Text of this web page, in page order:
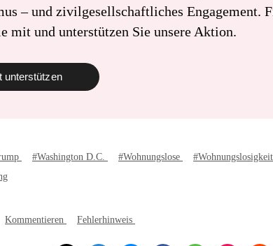
– und zivilgesellschaftliches Engagement.
mit und unterstützen Sie unsere Aktion.
unterstützen
#Washington D.C. #Wohnungslose #Wohnungslosigkeit
Kommentieren Fehlerhinweis